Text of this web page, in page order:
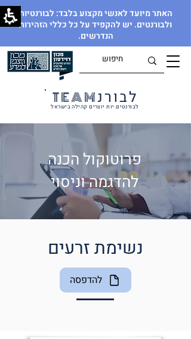
האתר מיועד לאנשי מקצוע בלבד: לבורנטיות
ולבורנטים. יש להקפיד על כל כללי הזהירות
הנדרשים.
לבורנTEAM
לבורנטים.יות יוצרים קהילה בישראל
פרוטוקול הכנה
להדגמה וניסוי
נשימת זרעים
להדפסה